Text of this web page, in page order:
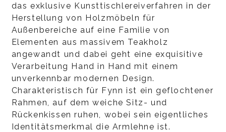
das exklusive Kunsttischlereiverfahren in der
Herstellung von Holzmöbeln für
Außenbereiche auf eine Familie von
Elementen aus massivem Teakholz
angewandt und dabei geht eine exquisitive
Verarbeitung Hand in Hand mit einem
unverkennbar modernen Design.
Charakteristisch für Fynn ist ein geflochtener
Rahmen, auf dem weiche Sitz- und
Rückenkissen ruhen, wobei sein eigentliches
Identitätsmerkmal die Armlehne ist.